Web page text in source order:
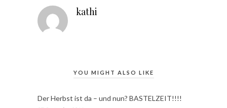
kathi
YOU MIGHT ALSO LIKE
Der Herbst ist da – und nun? BASTELZEIT!!!!